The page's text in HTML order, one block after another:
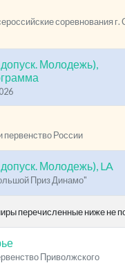
соревнования г.
Молодежь),
первенство России
Молодежь), LA
Приз Динамо"
перечисленные ниже не
Приволжского